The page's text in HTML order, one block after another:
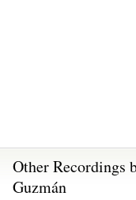
Other Recordings
Guzmán